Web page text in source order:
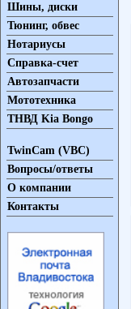
Шины, диски
Тюнинг, обвес
Нотариусы
Справка-счет
Автозапчасти
Мототехника
ТНВД Kia Bongo
TwinCam (VBC)
Вопросы/ответы
О компании
Контакты